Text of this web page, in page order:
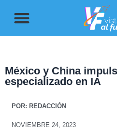
México y China
especializado en IA
POR: REDACCIÓN
NOVIEMBRE 24, 2023